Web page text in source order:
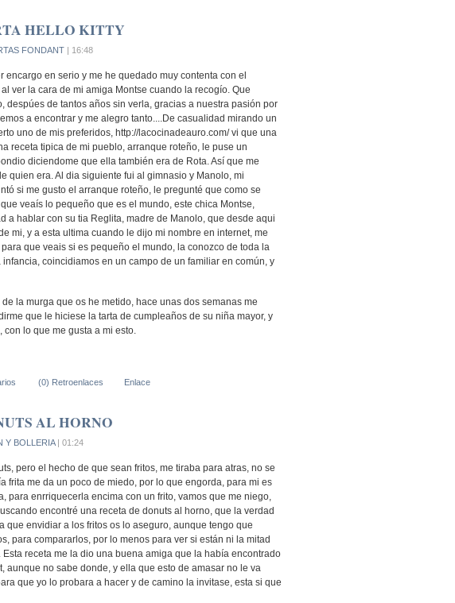
HELLO KITTY
FONDANT| 16:48
encargo en serio y me he quedado muy contenta con el
ver la cara de mi amiga Montse cuando la recogío. Que
despúes de tantos años sin verla, gracias a nuestra pasión por
a encontrar y me alegro tanto....De casualidad mirando un
uno de mis preferidos, http://lacocinadeauro.com/ vi que una
receta tipica de mi pueblo, arranque roteño, le puse un
diciendome que ella también era de Rota. Así que me
quien era. Al dia siguiente fui al gimnasio y Manolo, mi
si me gusto el arranque roteño, le pregunté que como se
veaís lo pequeño que es el mundo, este chica Montse,
a hablar con su tia Reglita, madre de Manolo, que desde aqui
mi, y a esta ultima cuando le dijo mi nombre en internet, me
que veais si es pequeño el mundo, la conozco de toda la
coincidiamos en un campo de un familiar en común, y
la murga que os he metido, hace unas dos semanas me
que le hiciese la tarta de cumpleaños de su niña mayor, y
con lo que me gusta a mi esto.
(0) Retroenlaces Enlace
AL HORNO
Y BOLLERIA| 01:24
pero el hecho de que sean fritos, me tiraba para atras, no se
frita me da un poco de miedo, por lo que engorda, para mi es
para enrriquecerla encima con un frito, vamos que me niego,
encontré una receta de donuts al horno, que la verdad
que envidiar a los fritos os lo aseguro, aunque tengo que
para compararlos, por lo menos para ver si están ni la mitad
receta me la dio una buena amiga que la había encontrado
aunque no sabe donde, y ella que esto de amasar no le va
que yo lo probara a hacer y de camino la invitase, esta si que